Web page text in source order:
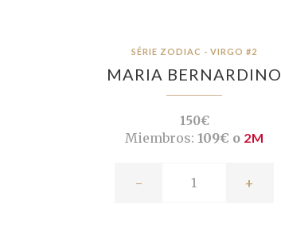
SÉRIE ZODIAC - VIRGO #2
MARIA BERNARDINO
150€
Miembros: 109€ o 2M
- +